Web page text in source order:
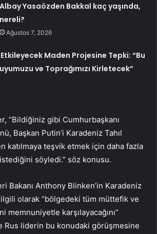
Albay Yasaözden Bakkal kaç yaşında,
nereli?
Ağustos 7, 2026
Maden Projesine Tepki: “Bu
ve Toprağımızı Kirletecek”
“Bildiğiniz gibi Cumhurbaşkanı
Başkan Putin’i Karadeniz Tahıl
katılmaya teşvik etmek için daha fazla
söyledi.” söz konusu.
Bakanı Anthony Blinken’in Karadeniz
olarak “bölgedeki tüm müttefik ve
memnuniyetle karşılayacağını”
Rus liderin bu konudaki görüşmesine